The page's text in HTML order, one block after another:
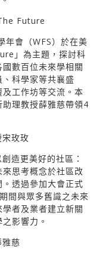
Future
年會（WFS）於在美
」為主題，探討科
數百位未來學相關
科學家等共襄盛
工作坊等交流。本
理教授薛雅慈帶領4
玫玫
造更美好的社區：
思考概念於社區改
透過參加大會正式
間與眾多舊識之未來
者及業者建立新關
影響力。
慈